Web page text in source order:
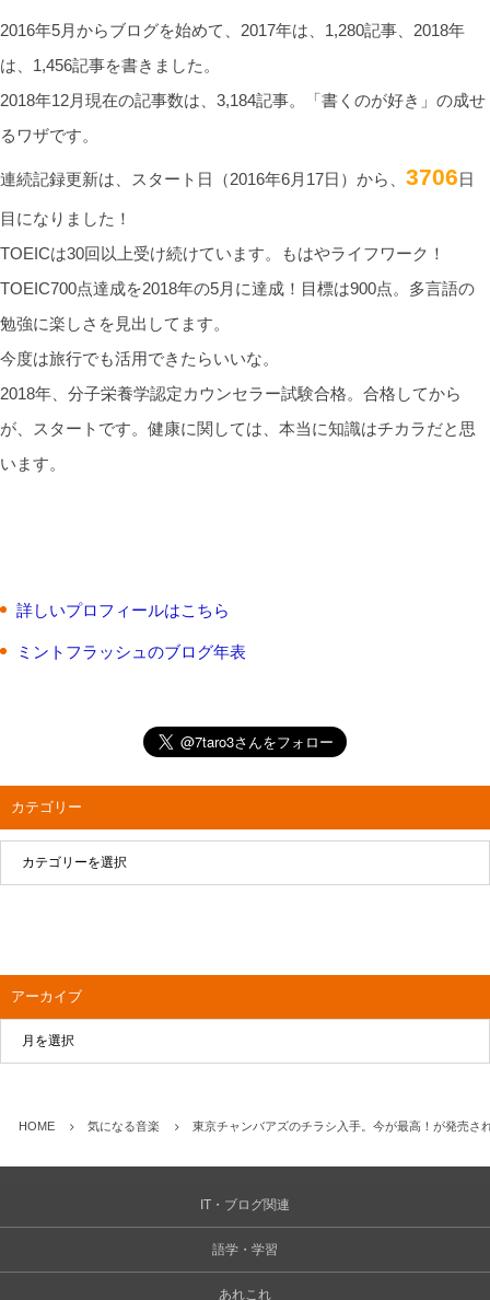
2016年5月からブログを始めて、2017年は、1,280記事、2018年
は、1,456記事を書きました。
2018年12月現在の記事数は、3,184記事。「書くのが好き」の成せ
るワザです。
連続記録更新は、スタート日（2016年6月17日）から、 3706日
目になりました！
TOEICは30回以上受け続けています。もはやライフワーク！
TOEIC700点達成を2018年の5月に達成！目標は900点。多言語の
勉強に楽しさを見出してます。
今度は旅行でも活用できたらいいな。
2018年、分子栄養学認定カウンセラー試験合格。合格してから
が、スタートです。健康に関しては、本当に知識はチカラだと思
います。
詳しいプロフィールはこちら
ミントフラッシュのブログ年表
カテゴリー
アーカイブ
HOME 気になる音楽 東京チャンバアズのチラシ入手。今が最高！が発売さ
IT・ブログ関連
語学・学習
あれこれ